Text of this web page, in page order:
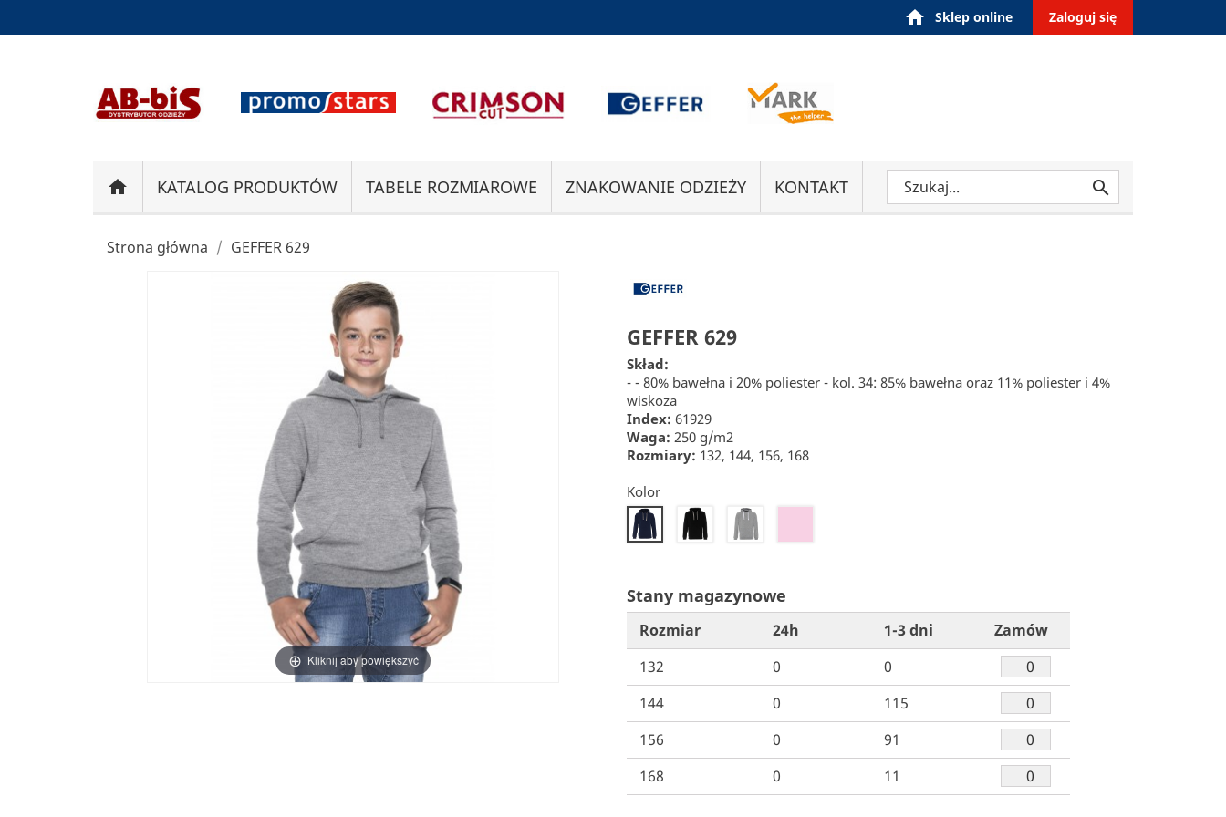
home Sklep online Zaloguj się
home KATALOG PRODUKTÓW TABELE ROZMIAROWE ZNAKOWANIE ODZIEŻY KONTAKT 
Strona główna GEFFER 629
Kliknij aby powiększyć
GEFFER 629
Skład:
- - 80% bawełna i 20% poliester - kol. 34: 85% bawełna oraz 11% poliester i 4%
wiskoza
Index: 61929
Waga: 250 g/m2
Rozmiary: 132, 144, 156, 168
Kolor
22
26 34
Stany magazynowe
Rozmiar 24h 1-3 dni
Zamów
132
0
0
144
0
115
156
0
91
168
0 11